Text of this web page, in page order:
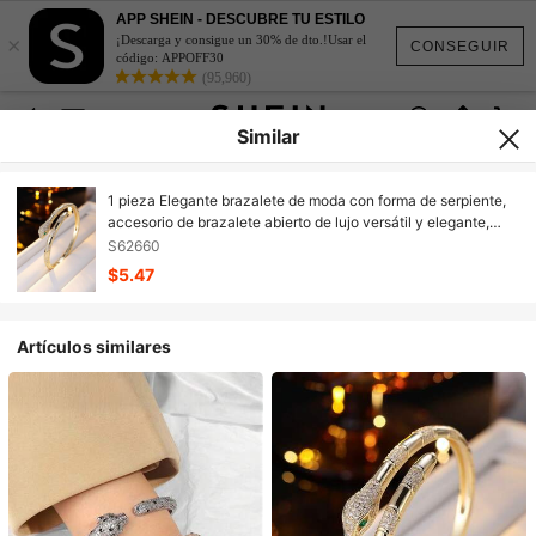
CONSEGUIR
×
APP SHEIN - DESCUBRE TU ESTILO
¡Descarga y consigue un 30% de dto.!Usar el
código: APPOFF30
(95,960)
Similar
1 pieza Elegante brazalete de moda con forma de serpiente,
accesorio de brazalete abierto de lujo versátil y elegante,
adecuado para uso diario y ocasiones formales
S62660
$5.47
Artículos similares